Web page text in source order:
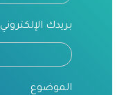
بريدك الإلكتروني
الموضوع